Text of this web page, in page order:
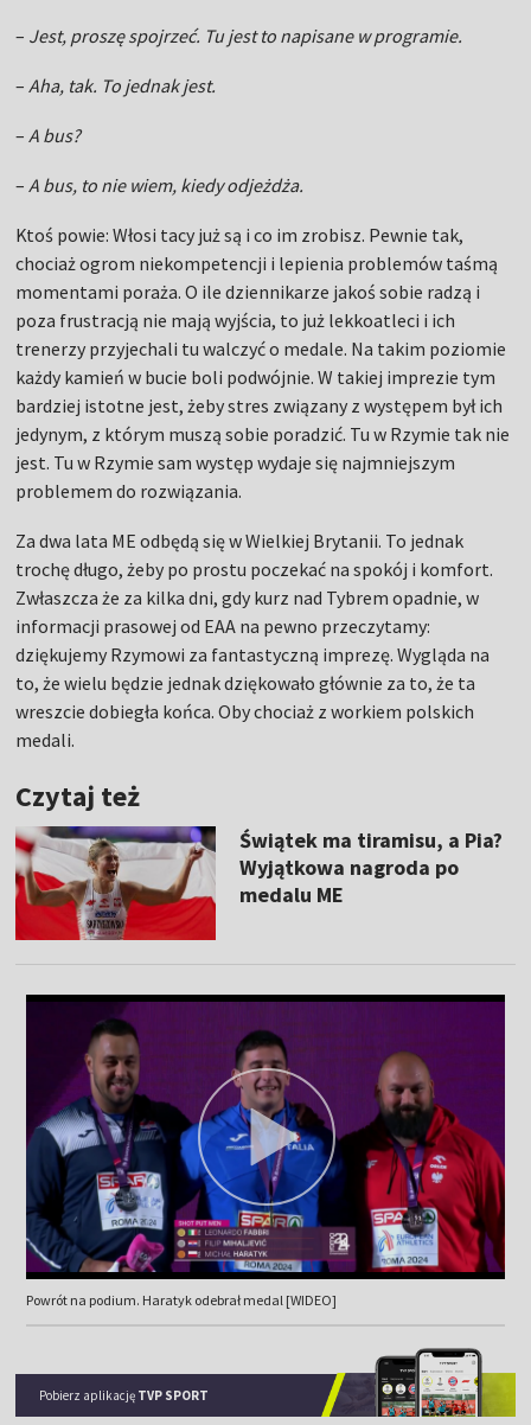
– Jest, proszę spojrzeć. Tu jest to napisane w programie.
–Aha, tak. To jednak jest.
–A bus?
–A bus, to nie wiem, kiedy odjeżdża.
Ktoś powie: Włosi tacy już są i co im zrobisz. Pewnie tak,
chociaż ogrom niekompetencji i lepienia problemów taśmą
momentami poraża. O ile dziennikarze jakoś sobie radzą i
poza frustracją nie mają wyjścia, to już lekkoatleci i ich
trenerzy przyjechali tu walczyć o medale. Na takim poziomie
każdy kamień w bucie boli podwójnie. W takiej imprezie tym
bardziej istotne jest, żeby stres związany z występem był ich
jedynym, z którym muszą sobie poradzić. Tu w Rzymie tak nie
jest. Tu w Rzymie sam występ wydaje się najmniejszym
problemem do rozwiązania.
Za dwa lata ME odbędą się w Wielkiej Brytanii. To jednak
trochę długo, żeby po prostu poczekać na spokój i komfort.
Zwłaszcza że za kilka dni, gdy kurz nad Tybrem opadnie, w
informacji prasowej od EAA na pewno przeczytamy:
dziękujemy Rzymowi za fantastyczną imprezę. Wygląda na
to, że wielu będzie jednak dziękowało głównie za to, że ta
wreszcie dobiegła końca. Oby chociaż z workiem polskich
medali.
Czytaj też
Świątek ma tiramisu, a Pia?
Wyjątkowa nagroda po
medalu ME
Powrót na podium. Haratyk odebrał medal [WIDEO]
Pobierz aplikację TVP SPORT